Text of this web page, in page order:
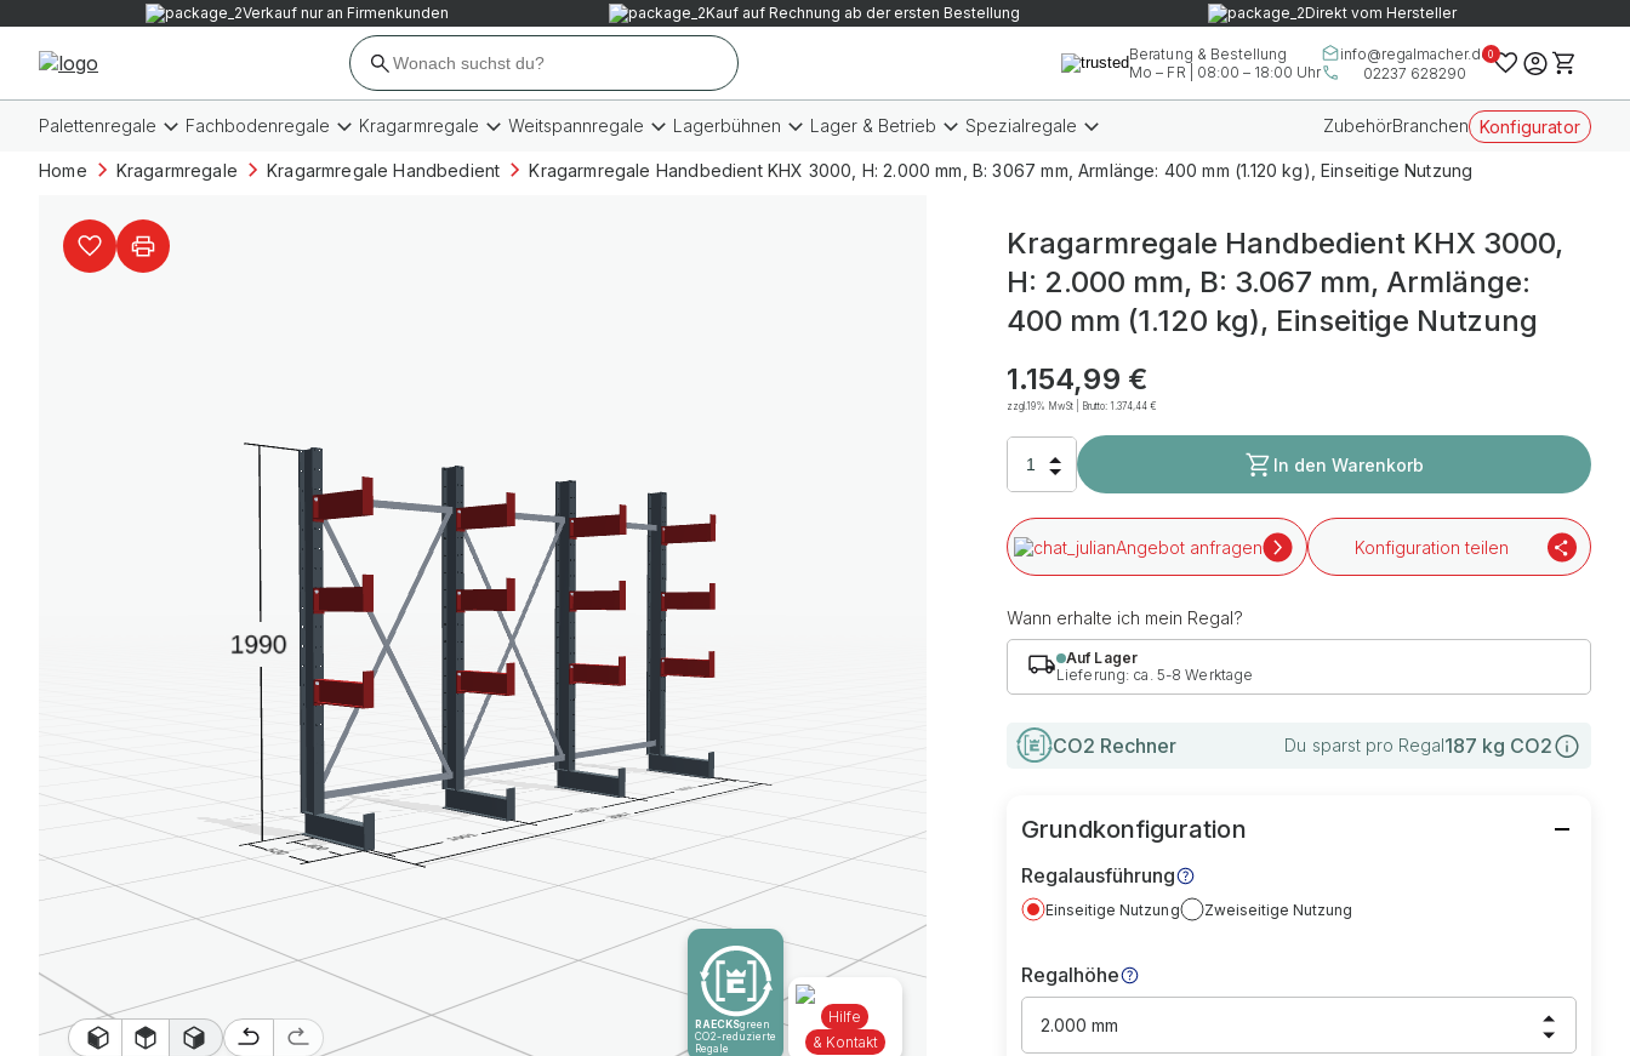
Verkauf nur an Firmenkunden Kauf auf Rechnung ab der ersten Bestellung Direkt vom Hersteller
Beratung & Bestellung
Mo – FR | 08:00 – 18:00 Uhr
info@regalmacher.de
02237 628290
0
Palettenregale Fachbodenregale Kragarmregale Weitspannregale Lagerbühnen Lager & Betrieb Spezialregale ZubehörBranchen Konfigurator
Home Kragarmregale Kragarmregale Handbedient Kragarmregale Handbedient KHX 3000, H: 2.000 mm, B: 3067 mm, Armlänge: 400 mm (1.120 kg), Einseitige Nutzung
RAECKSgreen
CO2-reduzierte
Regale
Hilfe
& Kontakt
Kragarmregale Handbedient KHX 3000,
H: 2.000 mm, B: 3.067 mm, Armlänge:
400 mm (1.120 kg), Einseitige Nutzung
1.154,99 €
zzgl.19% MwSt | Brutto:1.374,44 €
In den Warenkorb
Angebot anfragen Konfiguration teilen
Wann erhalte ich mein Regal?
Auf Lager
Lieferung: ca. 5-8 Werktage
CO2 Rechner Du sparst pro Regal187 kg CO2
Grundkonfiguration
Regalausführung
Einseitige Nutzung Zweiseitige Nutzung
Regalhöhe
2.000 mm